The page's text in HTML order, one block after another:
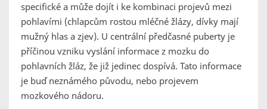
specifické a může dojít i ke kombinaci projevů mezi
pohlavími (chlapcům rostou mléčné žlázy, dívky mají
mužný hlas a zjev). U centrální předčasné puberty je
příčinou vzniku vyslání informace z mozku do
pohlavních žláz, že již jedinec dospívá. Tato informace
je buď neznámého původu, nebo projevem
mozkového nádoru.